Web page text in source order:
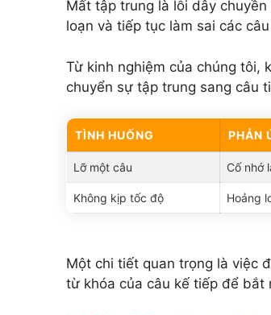
Mất tập trung là lỗi dây
loạn và tiếp tục làm sai các
Từ kinh nghiệm của chúng tôi,
chuyển sự tập trung sang câu
TÌNH HUỐNG PHẢN
Lỡ một câu Cố nhớ
Không kịp tốc độ Hoảng
Một chi tiết quan trọng là việc
từ khóa của câu kế tiếp để bắt